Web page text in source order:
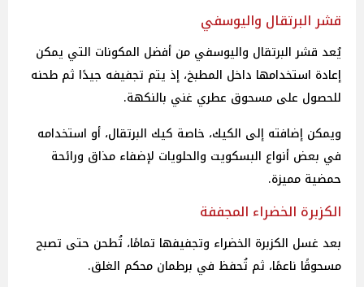
قشر البرتقال واليوسفي
يُعد قشر البرتقال واليوسفي من أفضل المكونات التي يمكن
إعادة استخدامها داخل المطبخ، إذ يتم تجفيفه جيدًا ثم طحنه
للحصول على مسحوق عطري غني بالنكهة.
ويمكن إضافته إلى الكيك، خاصة كيك البرتقال، أو استخدامه
في بعض أنواع البسكويت والحلويات لإضفاء مذاق ورائحة
حمضية مميزة.
الكزبرة الخضراء المجففة
بعد غسل الكزبرة الخضراء وتجفيفها تمامًا، تُطحن حتى تصبح
مسحوقًا ناعمًا، ثم تُحفظ في برطمان محكم الغلق.